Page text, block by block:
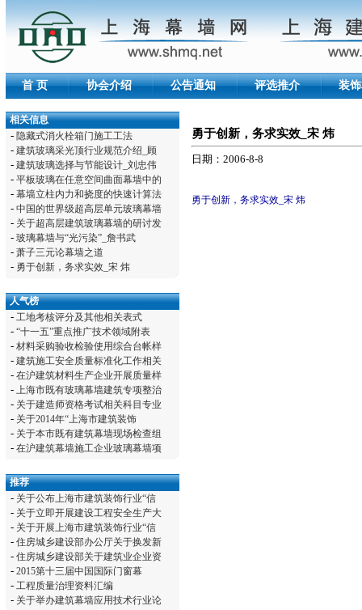
首 页 协会介绍 公告通知 评选推介 装
相关信息
- 隐藏式消火栓箱门施工工法
- 建筑玻璃采光顶行业规范介绍_顾
- 建筑玻璃选择与节能设计_刘忠伟
- 平板玻璃在任意空间曲面幕墙中的
- 幕墙立柱内力和挠度的快速计算法
- 中国的世界级超高层单元玻璃幕墙
- 关于超高层建筑玻璃幕墙的研讨发
- 玻璃幕墙与“光污染”_詹书武
- 萧子三元论幕墙之道
- 勇于创新，务求实效_宋 炜
人气榜
- 工地考核评分及其他相关表式
- “十一五”重点推广技术领域附表
- 材料采购验收检验使用综合台帐样
- 建筑施工安全质量标准化工作相关
- 在沪建筑材料生产企业开展质量样
- 上海市既有玻璃幕墙建筑专项整治
- 关于建造师资格考试相关科目专业
- 关于2014年“上海市建筑装饰
- 关于本市既有建筑幕墙现场检查组
- 在沪建筑幕墙施工企业玻璃幕墙项
推荐
- 关于公布上海市建筑装饰行业“信
- 关于立即开展建设工程安全生产大
- 关于开展上海市建筑装饰行业“信
- 住房城乡建设部办公厅关于换发新
- 住房城乡建设部关于建筑业企业资
- 2015第十三届中国国际门窗幕
- 工程质量治理资料汇编
- 关于举办建筑幕墙应用技术行业论
勇于创新，务求实效_宋 炜
日期：2006-8-8
勇于创新，务求实效_宋 炜